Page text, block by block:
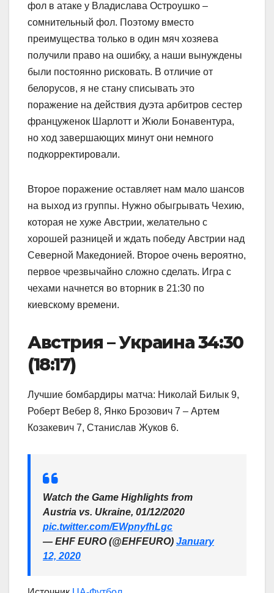
фол в атаке у Владислава Остроушко –
сомнительный фол. Поэтому вместо
преимущества только в один мяч хозяева
получили право на ошибку, а наши вынуждены
были постоянно рисковать. В отличие от
белорусов, я не стану списывать это
поражение на действия дуэта арбитров сестер
француженок Шарлотт и Жюли Бонавентура,
но ход завершающих минут они немного
подкорректировали.
Второе поражение оставляет нам мало шансов
на выход из группы. Нужно обыгрывать Чехию,
которая не хуже Австрии, желательно с
хорошей разницей и ждать победу Австрии над
Северной Македонией. Второе очень вероятно,
первое чрезвычайно сложно сделать. Игра с
чехами начнется во вторник в 21:30 по
киевскому времени.
Австрия – Украина 34:30
(18:17)
Лучшие бомбардиры матча: Николай Билык 9,
Роберт Вебер 8, Янко Брозович 7 – Артем
Козакевич 7, Станислав Жуков 6.
Watch the Game Highlights from
Austria vs. Ukraine, 01/12/2020
pic.twitter.com/EWpnyfhLgc
— EHF EURO (@EHFEURO) January
12, 2020